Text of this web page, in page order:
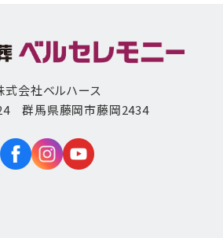
式会社ベルハース
群馬県藤岡市藤岡2434